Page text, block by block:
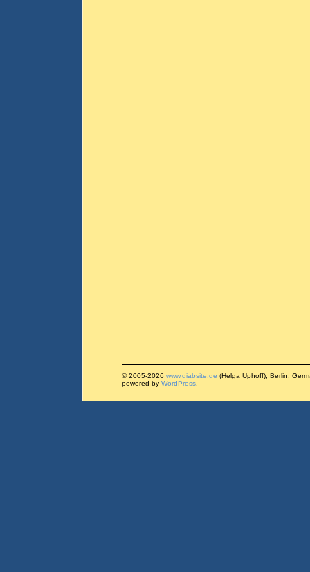
© 2005-2026 www.diabsite.de (Helga Uphoff), Berlin,
powered by WordPress.